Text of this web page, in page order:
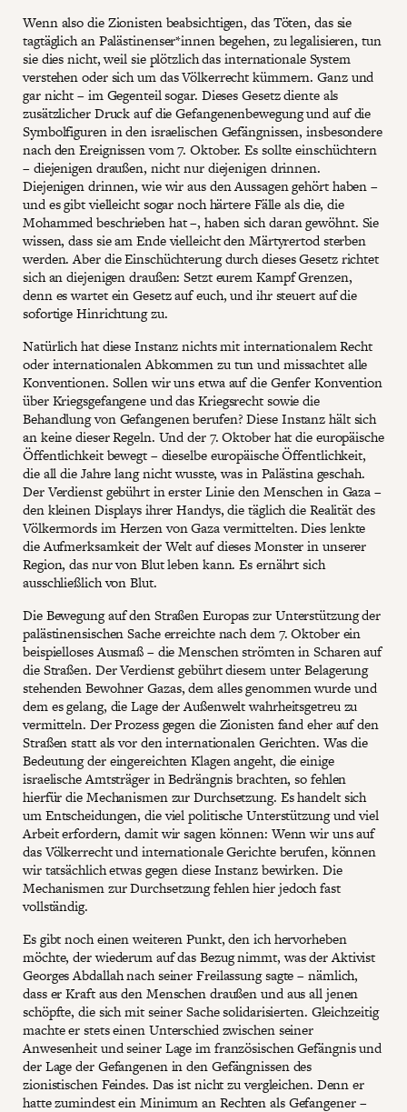
Wenn also die Zionisten beabsichtigen, das Töten, das sie
tagtäglich an Palästinenser*innen begehen, zu legalisieren, tun
sie dies nicht, weil sie plötzlich das internationale System
verstehen oder sich um das Völkerrecht kümmern. Ganz und
gar nicht – im Gegenteil sogar. Dieses Gesetz diente als
zusätzlicher Druck auf die Gefangenenbewegung und auf die
Symbolfiguren in den israelischen Gefängnissen, insbesondere
nach den Ereignissen vom 7. Oktober. Es sollte einschüchtern
– diejenigen draußen, nicht nur diejenigen drinnen.
Diejenigen drinnen, wie wir aus den Aussagen gehört haben –
und es gibt vielleicht sogar noch härtere Fälle als die, die
Mohammed beschrieben hat –, haben sich daran gewöhnt. Sie
wissen, dass sie am Ende vielleicht den Märtyrertod sterben
werden. Aber die Einschüchterung durch dieses Gesetz richtet
sich an diejenigen draußen: Setzt eurem Kampf Grenzen,
denn es wartet ein Gesetz auf euch, und ihr steuert auf die
sofortige Hinrichtung zu.
Natürlich hat diese Instanz nichts mit internationalem Recht
oder internationalen Abkommen zu tun und missachtet alle
Konventionen. Sollen wir uns etwa auf die Genfer Konvention
über Kriegsgefangene und das Kriegsrecht sowie die
Behandlung von Gefangenen berufen? Diese Instanz hält sich
an keine dieser Regeln. Und der 7. Oktober hat die europäische
Öffentlichkeit bewegt – dieselbe europäische Öffentlichkeit,
die all die Jahre lang nicht wusste, was in Palästina geschah.
Der Verdienst gebührt in erster Linie den Menschen in Gaza –
den kleinen Displays ihrer Handys, die täglich die Realität des
Völkermords im Herzen von Gaza vermittelten. Dies lenkte
die Aufmerksamkeit der Welt auf dieses Monster in unserer
Region, das nur von Blut leben kann. Es ernährt sich
ausschließlich von Blut.
Die Bewegung auf den Straßen Europas zur Unterstützung der
palästinensischen Sache erreichte nach dem 7. Oktober ein
beispielloses Ausmaß – die Menschen strömten in Scharen auf
die Straßen. Der Verdienst gebührt diesem unter Belagerung
stehenden Bewohner Gazas, dem alles genommen wurde und
dem es gelang, die Lage der Außenwelt wahrheitsgetreu zu
vermitteln. Der Prozess gegen die Zionisten fand eher auf den
Straßen statt als vor den internationalen Gerichten. Was die
Bedeutung der eingereichten Klagen angeht, die einige
israelische Amtsträger in Bedrängnis brachten, so fehlen
hierfür die Mechanismen zur Durchsetzung. Es handelt sich
um Entscheidungen, die viel politische Unterstützung und viel
Arbeit erfordern, damit wir sagen können: Wenn wir uns auf
das Völkerrecht und internationale Gerichte berufen, können
wir tatsächlich etwas gegen diese Instanz bewirken. Die
Mechanismen zur Durchsetzung fehlen hier jedoch fast
vollständig.
Es gibt noch einen weiteren Punkt, den ich hervorheben
möchte, der wiederum auf das Bezug nimmt, was der Aktivist
Georges Abdallah nach seiner Freilassung sagte – nämlich,
dass er Kraft aus den Menschen draußen und aus all jenen
schöpfte, die sich mit seiner Sache solidarisierten. Gleichzeitig
machte er stets einen Unterschied zwischen seiner
Anwesenheit und seiner Lage im französischen Gefängnis und
der Lage der Gefangenen in den Gefängnissen des
zionistischen Feindes. Das ist nicht zu vergleichen. Denn er
hatte zumindest ein Minimum an Rechten als Gefangener –